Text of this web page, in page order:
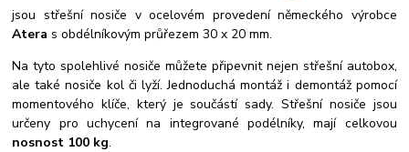
jsou střešní nosiče v ocelovém provedení německého výrobce
Atera s obdélníkovým průřezem 30 x 20 mm.
Na tyto spolehlivé nosiče můžete připevnit nejen střešní autobox,
ale také nosiče kol či lyží.Jednoduchá montáž i demontáž pomocí
momentového klíče, který je součástí sady.Střešní nosiče jsou
určeny pro uchycení na integrované podélníky, mají celkovou
nosnost 100 kg.